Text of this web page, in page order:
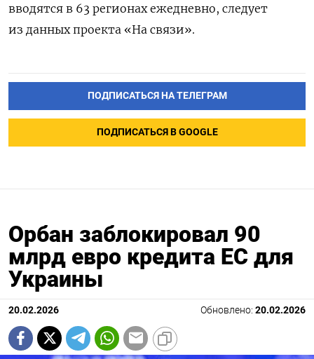
вводятся в 63 регионах ежедневно, следует
из данных проекта «На связи».
ПОДПИСАТЬСЯ НА ТЕЛЕГРАМ
ПОДПИСАТЬСЯ В GOOGLE
Орбан заблокировал 90
млрд евро кредита ЕС для
Украины
20.02.2026 Обновлено: 20.02.2026